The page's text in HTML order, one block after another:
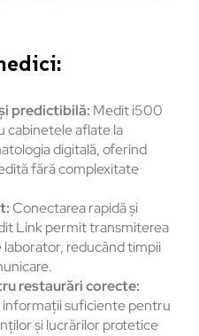
predictibilă: Medit i500
cabinetele aflate la
digitală, oferind
fără complexitate
Conectarea rapidă și
Link permit transmiterea
reducând timpii
restaurări corecte:
suficiente pentru
și lucrărilor protetice